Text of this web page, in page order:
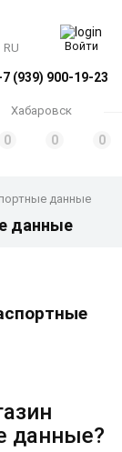
(939) 900-19-23
RU Войти
Хабаровск
0 0 0
данные
данные
данные?